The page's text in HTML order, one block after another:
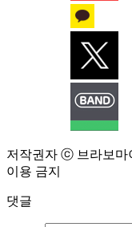
저작권자 ⓒ 브라보마
이용 금지
댓글